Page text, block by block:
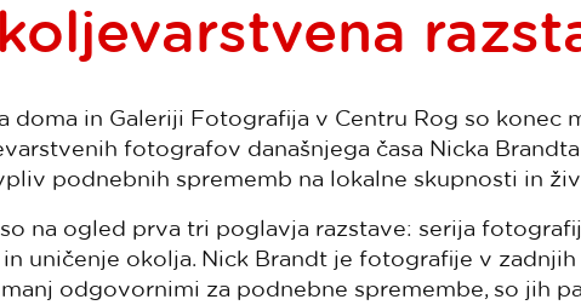
doma in Galeriji Fotografija v Centru Rog so konec
fotografov današnjega časa Nicka
podnebnih sprememb na lokalne skupnosti in
so na ogled prva tri poglavja razstave: serija
uničenje okolja. Nick Brandt je fotografije v
odgovornimi za podnebne spremembe, so jih